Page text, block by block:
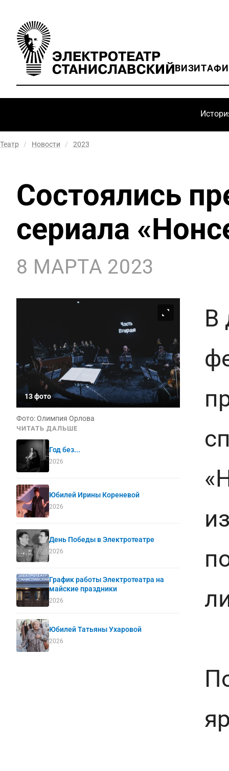
ВИЗИТ
Театр / Новости / 2023
Состоялись
сериала
8 МАРТА 2023
13 фото
Фото: Олимпия Орлова
ЧИТАТЬ ДАЛЬШЕ
Год без...
2026
Юбилей Ирины Кореневой
2026
День Победы в Электротеатре
2026
График работы Электротеатра на
майские праздники
2026
Юбилей Татьяны Ухаровой
2026
В